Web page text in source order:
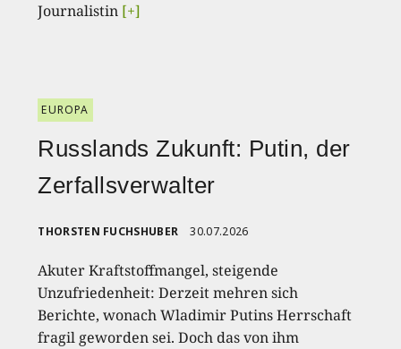
Journalistin [+]
EUROPA
Russlands Zukunft: Putin, der
Zerfallsverwalter
THORSTEN FUCHSHUBER 30.07.2026
Akuter Kraftstoffmangel, steigende
Unzufriedenheit: Derzeit mehren sich
Berichte, wonach Wladimir Putins Herrschaft
fragil geworden sei. Doch das von ihm